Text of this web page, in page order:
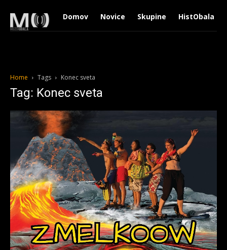
Domov Novice Skupine HistObala
Home Tags Konec sveta
Tag: Konec sveta